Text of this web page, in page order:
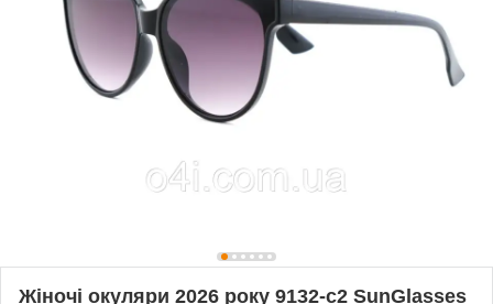
Жіночі окуляри 2026 року 9132-с2 SunGlasses